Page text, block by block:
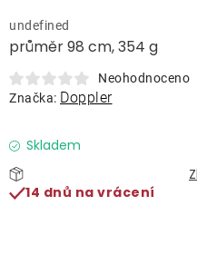
Lehátka
Doplňky
Deštníky
Gastro produkty
průměr 98 cm, 354 g
undefined
Neohodnoceno
Značka: Doppler
Skladem
14 dnů na vrácení